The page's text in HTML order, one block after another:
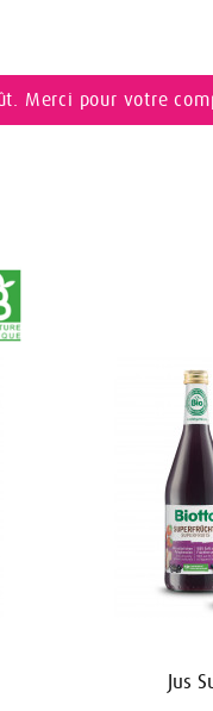
Merci pour votre
Jus